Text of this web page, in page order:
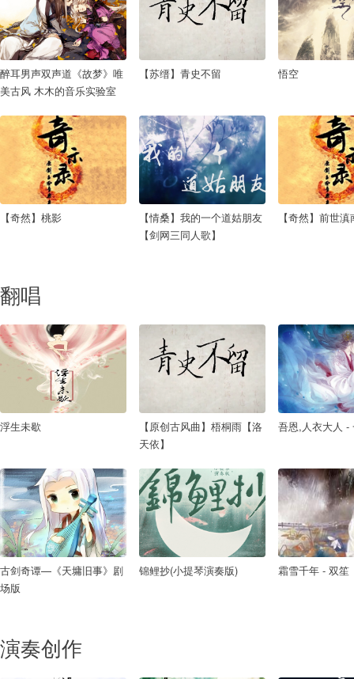
醉耳男声双声道《故梦》唯
美古风 木木的音乐实验室
【苏缙】青史不留 悟空
【奇然】桃影
【情桑】我的一个道姑朋友
【剑网三同人歌】
【奇然】前世
翻唱
浮生未歇
【原创古风曲】梧桐雨【洛
天依】
吾恩,人衣大人 -
古剑奇谭—《天墉旧事》剧
场版
锦鲤抄(小提琴演奏版) 霜雪千年 - 双笙
演奏创作